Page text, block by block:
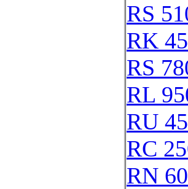
RS
RK
RS
RL
RU
RC
RN